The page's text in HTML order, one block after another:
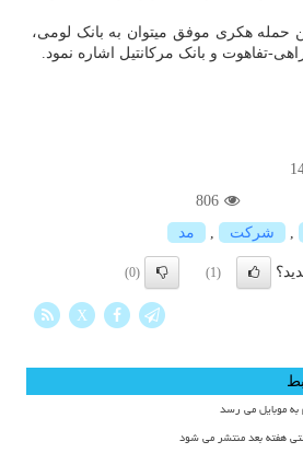
حمله هکری موفق میتوان به بانک لومی،
تفاهوت و بانک مرکانتیل اشاره نمود.
806
شركت مد
(1)
(0)
X
به موبایل می رسد
هفته بعد منتشر می شود